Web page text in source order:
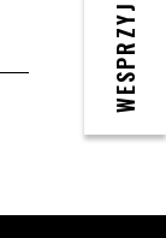
WESPRZYJ